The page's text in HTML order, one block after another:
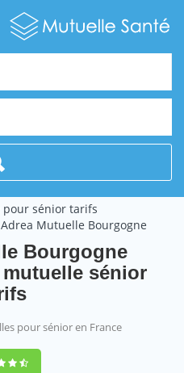
sénior tarifs
Mutuelle Bourgogne
Bourgogne
mutuelle sénior
pour sénior en France